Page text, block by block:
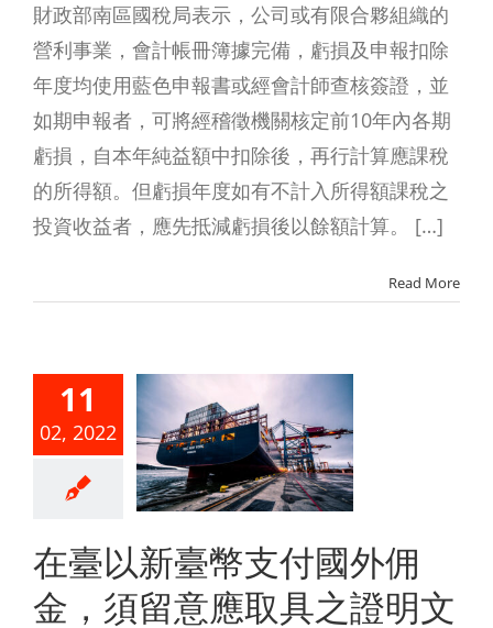
財政部南區國稅局表示，公司或有限合夥組織的
營利事業，會計帳冊簿據完備，虧損及申報扣除
年度均使用藍色申報書或經會計師查核簽證，並
如期申報者，可將經稽徵機關核定前10年內各期
虧損，自本年純益額中扣除後，再行計算應課稅
的所得額。但虧損年度如有不計入所得額課稅之
投資收益者，應先抵減虧損後以餘額計算。 […]
Read More
11
02, 2022
以新臺
付國外
，須留
具之
文件
事業所得稅
在臺以新臺幣支付國外佣
金，須留意應取具之證明文